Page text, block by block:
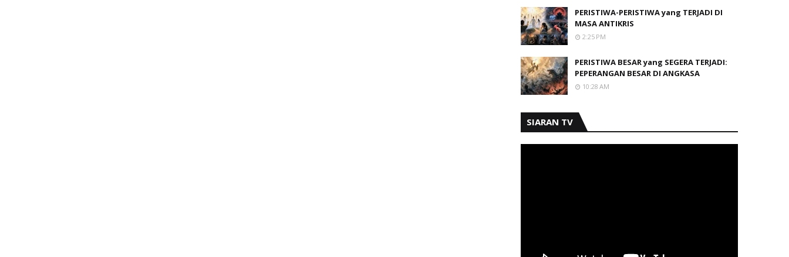
PERISTIWA-PERISTIWA yang TERJADI DI
MASA ANTIKRIS
2:25 PM
PERISTIWA BESAR yang SEGERA TERJADI:
PEPERANGAN BESAR DI ANGKASA
10:28 AM
SIARAN TV